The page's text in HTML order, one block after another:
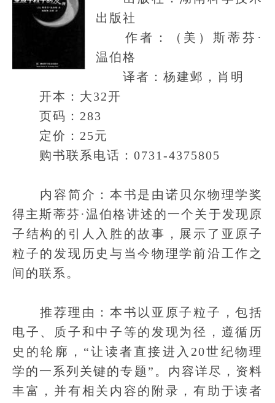
出版社
作者：（美）斯蒂芬·
温伯格
译者：杨建邺，肖明
开本：大32开
页码：283
定价：25元
购书联系电话：0731-4375805
内容简介：本书是由诺贝尔物理学奖
得主斯蒂芬·温伯格讲述的一个关于发现原
子结构的引人入胜的故事，展示了亚原子
粒子的发现历史与当今物理学前沿工作之
间的联系。
推荐理由：本书以亚原子粒子，包括
电子、质子和中子等的发现为径，遵循历
史的轮廓，“让读者直接进入20世纪物理
学的一系列关键的专题”。内容详尽，资料
丰富，并有相关内容的附录，有助于读者